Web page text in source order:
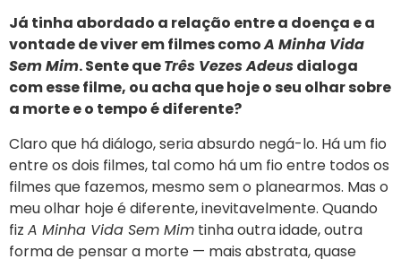
Já tinha abordado a relação entre a doença e a
vontade de viver em filmes comoA Minha Vida
Sem Mim. Sente queTrês Vezes Adeusdialoga
com esse filme, ou acha que hoje o seu olhar sobre
a morte e o tempo é diferente?
Claro que há diálogo, seria absurdo negá-lo. Há um fio
entre os dois filmes, tal como há um fio entre todos os
filmes que fazemos, mesmo sem o planearmos. Mas o
meu olhar hoje é diferente, inevitavelmente. Quando
fiz A Minha Vida Sem Mim tinha outra idade, outra
forma de pensar a morte — mais abstrata, quase